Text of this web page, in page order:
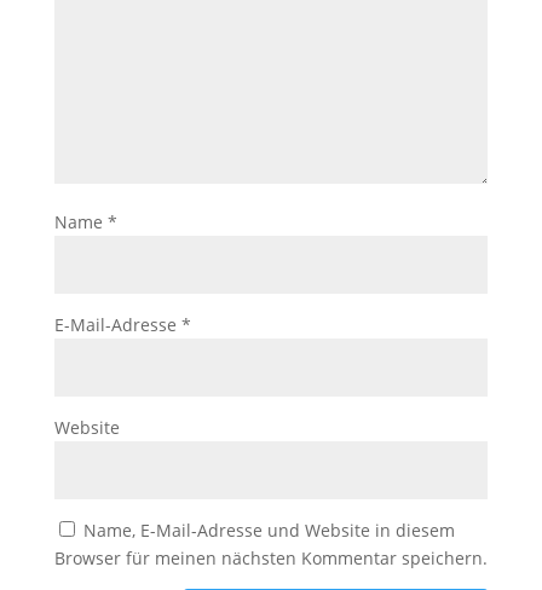
Name *
E-Mail-Adresse *
Website
Name, E-Mail-Adresse und Website in diesem
Browser für meinen nächsten Kommentar speichern.